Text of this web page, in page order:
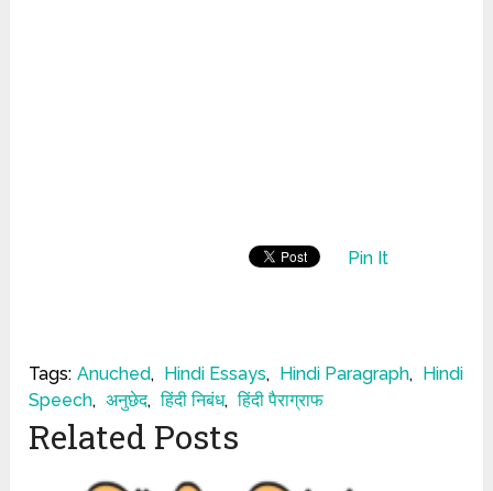
Pin It
Tags: Anuched, Hindi Essays, Hindi Paragraph,
Hindi
Speech, अनुछेद, हिंदी निबंध, हिंदी पैराग्राफ
Related Posts